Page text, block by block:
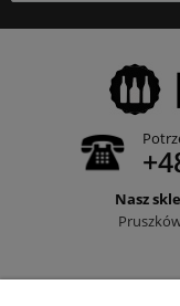
Nasz